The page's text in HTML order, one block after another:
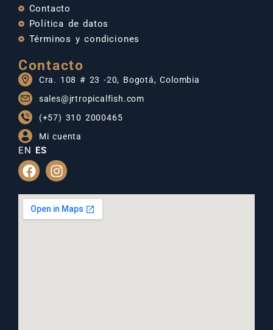
Contacto
Política de datos
Términos y condiciones
Contacto
Cra. 108 # 23 -20, Bogotá, Colombia
sales@jrtropicalfish.com
(+57) 310 2000465
Mi cuenta
EN ES